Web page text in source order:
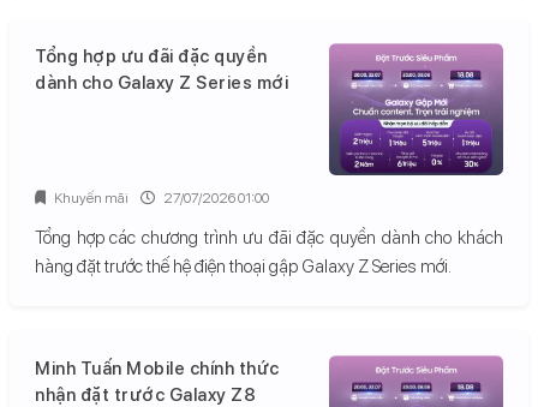
Tổng hợp ưu đãi đặc quyền
dành cho Galaxy Z Series mới
Tổng hợp các chương trình ưu đãi đặc quyền dành cho khách
hàng đặt trước thế hệ điện thoại gập Galaxy Z Series mới.
Khuyến mãi 27/07/2026 01:00
Minh Tuấn Mobile chính thức
nhận đặt trước Galaxy Z8